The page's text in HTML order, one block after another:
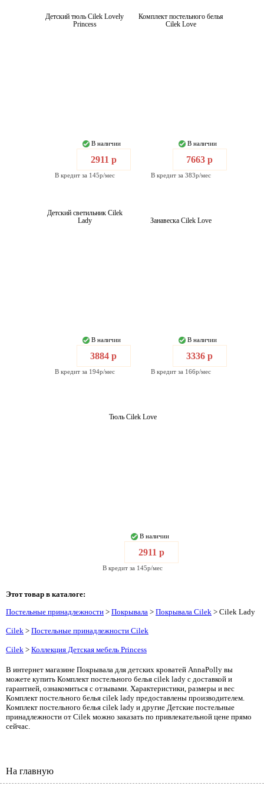
Детский тюль Cilek Lovely
Princess
В наличии
2911 р
В кредит за 145р/мес
Комплект постельного белья
Cilek Love
В наличии
7663 р
В кредит за 383р/мес
Детский светильник Cilek
Lady
В наличии
3884 р
В кредит за 194р/мес
Занавеска Cilek Love
В наличии
3336 р
В кредит за 166р/мес
Тюль Cilek Love
В наличии
2911 р
В кредит за 145р/мес
Этот товар в каталоге:
Постельные принадлежности > Покрывала > Покрывала Cilek > Cilek Lady
Cilek > Постельные принадлежности Cilek
Cilek > Коллекция Детская мебель Princess
В интернет магазине Покрывала для детских кроватей AnnaPolly вы
можете купить Комплект постельного белья cilek lady с доставкой и
гарантией, ознакомиться с отзывами. Характеристики, размеры и вес
Комплект постельного белья cilek lady предоставлены производителем.
Комплект постельного белья cilek lady и другие Детские постельные
принадлежности от Cilek можно заказать по привлекательной цене прямо
сейчас.
На главную